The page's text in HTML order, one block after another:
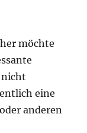
möchte
nicht
eine
anderen